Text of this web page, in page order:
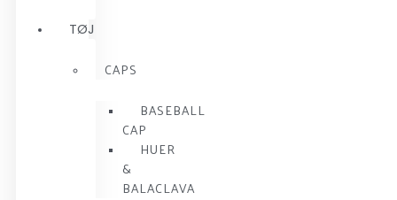
TØJ
CAPS
BASEBALL
CAP
HUER
&
BALACLAVA